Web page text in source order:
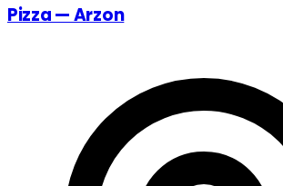
Pizza — Arzon